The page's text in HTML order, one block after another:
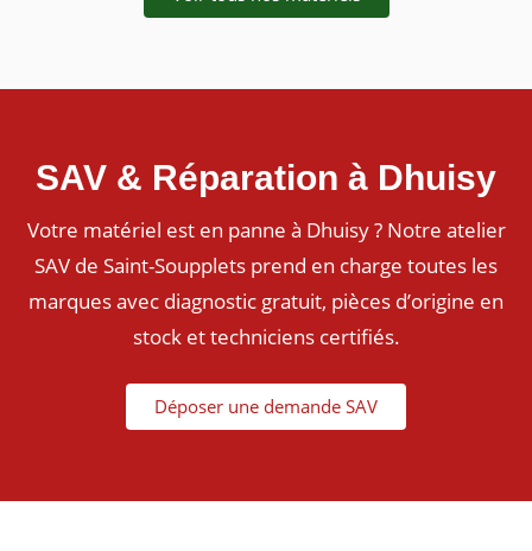
SAV & Réparation à Dhuisy
Votre matériel est en panne à Dhuisy ? Notre atelier
SAV de Saint-Soupplets prend en charge toutes les
marques avec diagnostic gratuit, pièces d’origine en
stock et techniciens certifiés.
Déposer une demande SAV